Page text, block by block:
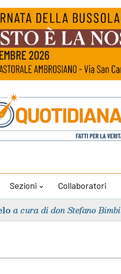
Sezioni Collaboratori
a cura di don Stefano Bimbi